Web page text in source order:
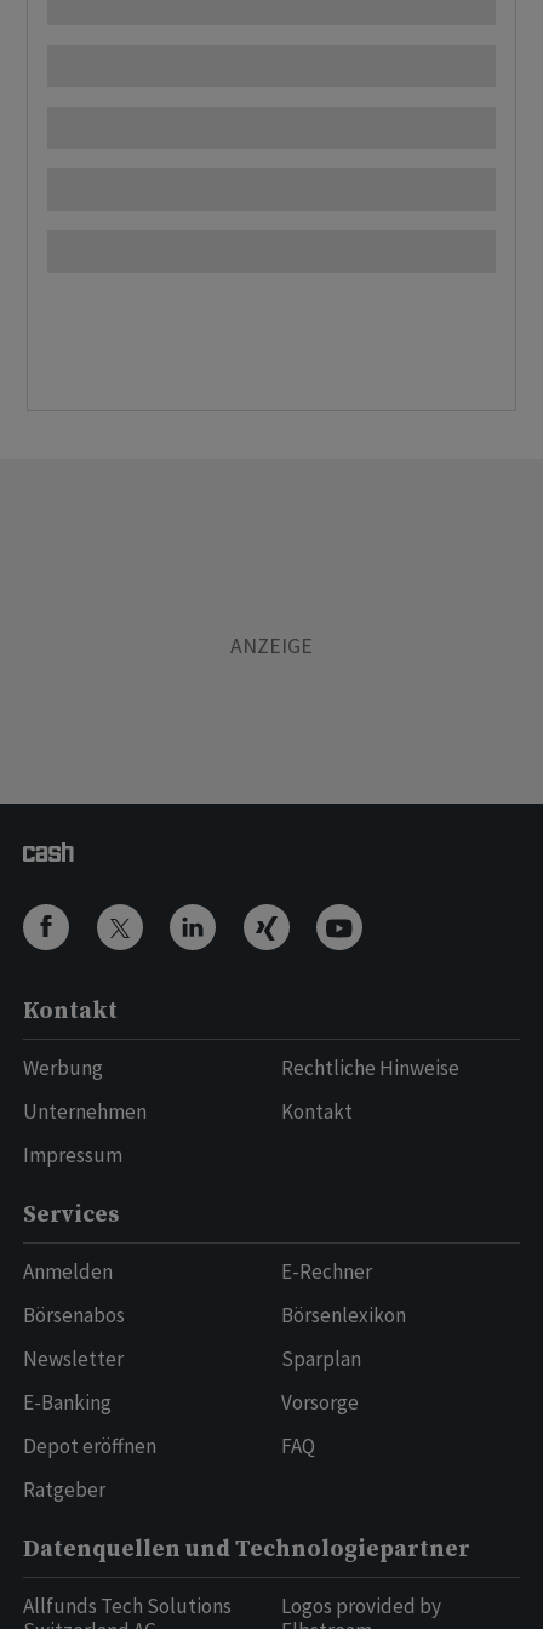
Kontakt
Werbung
Unternehmen
Impressum
Rechtliche Hinweise
Kontakt
Services
Anmelden
Börsenabos
Newsletter
E-Banking
Depot eröffnen
Ratgeber
E-Rechner
Börsenlexikon
Sparplan
Vorsorge
FAQ
Datenquellen und Technologiepartner
Allfunds Tech Solutions
Logos provided by